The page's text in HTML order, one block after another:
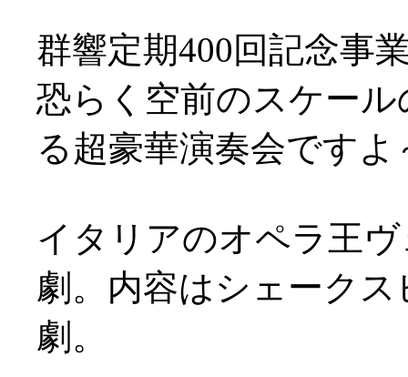
群響定期400回記念事
恐らく空前のスケー
る超豪華演奏会です
イタリアのオペラ王
劇。内容はシェーク
劇。